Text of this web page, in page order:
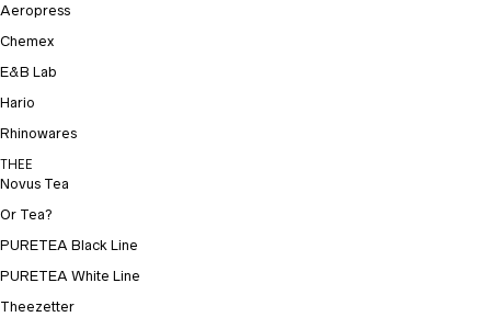
Aeropress
Chemex
E&B Lab
Hario
Rhinowares
THEE
Novus Tea
Or Tea?
PURETEA Black Line
PURETEA White Line
Theezetter